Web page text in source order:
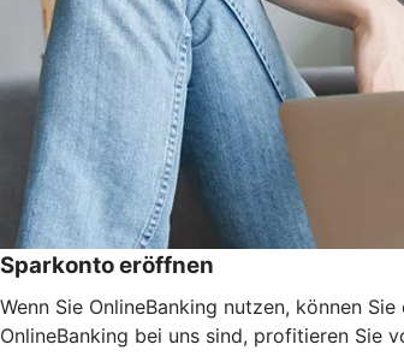
Sparkonto eröffnen
Wenn Sie OnlineBanking nutzen, können
OnlineBanking bei uns sind, profitieren Sie